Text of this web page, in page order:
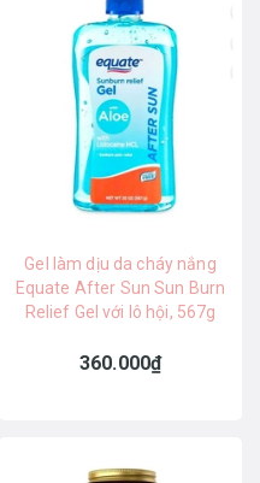
Gel làm dịu da cháy nắng
Equate After Sun Sun Burn
Relief Gel với lô hội, 567g
360.000₫